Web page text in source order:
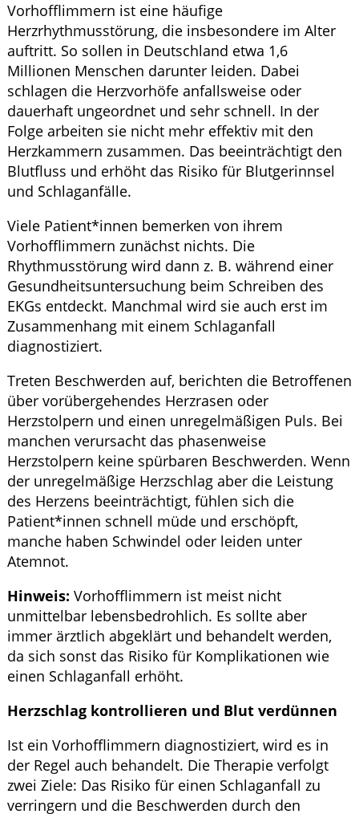
Vorhofflimmern ist eine häufige
Herzrhythmusstörung, die insbesondere im Alter
auftritt. So sollen in Deutschland etwa 1,6
Millionen Menschen darunter leiden. Dabei
schlagen die Herzvorhöfe anfallsweise oder
dauerhaft ungeordnet und sehr schnell. In der
Folge arbeiten sie nicht mehr effektiv mit den
Herzkammern zusammen. Das beeinträchtigt den
Blutfluss und erhöht das Risiko für Blutgerinnsel
und Schlaganfälle.
Viele Patient*innen bemerken von ihrem
Vorhofflimmern zunächst nichts. Die
Rhythmusstörung wird dann z. B. während einer
Gesundheitsuntersuchung beim Schreiben des
EKGs entdeckt. Manchmal wird sie auch erst im
Zusammenhang mit einem Schlaganfall
diagnostiziert.
Treten Beschwerden auf, berichten die Betroffenen
über vorübergehendes Herzrasen oder
Herzstolpern und einen unregelmäßigen Puls. Bei
manchen verursacht das phasenweise
Herzstolpern keine spürbaren Beschwerden. Wenn
der unregelmäßige Herzschlag aber die Leistung
des Herzens beeinträchtigt, fühlen sich die
Patient*innen schnell müde und erschöpft,
manche haben Schwindel oder leiden unter
Atemnot.
Hinweis: Vorhofflimmern ist meist nicht
unmittelbar lebensbedrohlich. Es sollte aber
immer ärztlich abgeklärt und behandelt werden,
da sich sonst das Risiko für Komplikationen wie
einen Schlaganfall erhöht.
Herzschlag kontrollieren und Blut verdünnen
Ist ein Vorhofflimmern diagnostiziert, wird es in
der Regel auch behandelt. Die Therapie verfolgt
zwei Ziele: Das Risiko für einen Schlaganfall zu
verringern und die Beschwerden durch den